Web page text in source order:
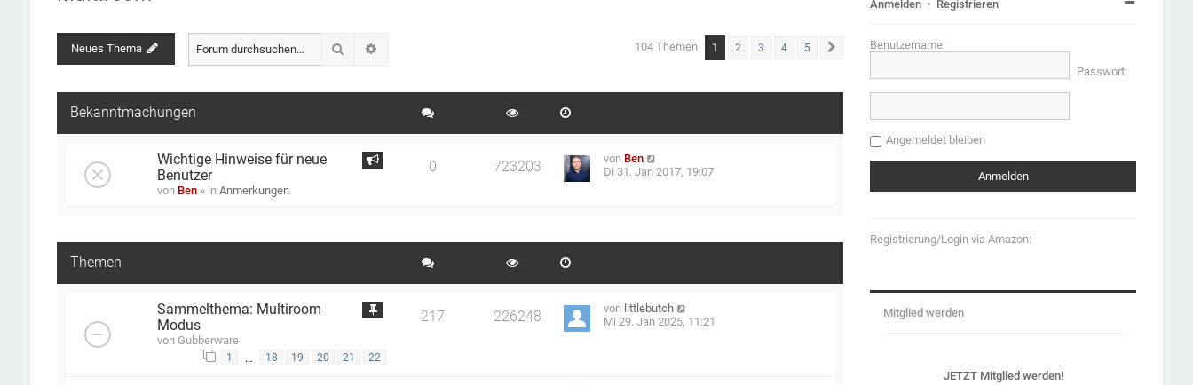
Neues Thema Suche 104 Themen 1 2 3 4 5 Nächste
Bekanntmachungen
Wichtige Hinweise für neue
Benutzer
von Ben » in Anmerkungen
0 723203
von Ben
Di 31. Jan 2017, 19:07
Themen
Sammelthema: Multiroom
Modus
von Gubberware
1 … 18 19 20 21 22
217 226248
von littlebutch
Mi 29. Jan 2025, 11:21
Anmelden • Registrieren
Benutzername:
Passwort:
Angemeldet bleiben
Registrierung/Login via Amazon:
Mitglied werden
JETZT Mitglied werden!